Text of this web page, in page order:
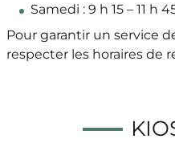
Samedi : 9 h 15 – 11 h
Pour garantir un service
respecter les horaires de